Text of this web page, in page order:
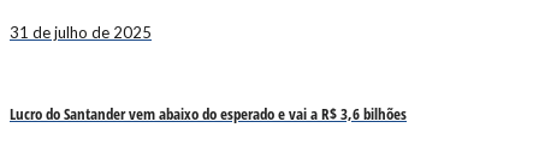
31 de julho de 2025
Lucro do Santander vem abaixo do esperado e vai a R$ 3,6 bilhões